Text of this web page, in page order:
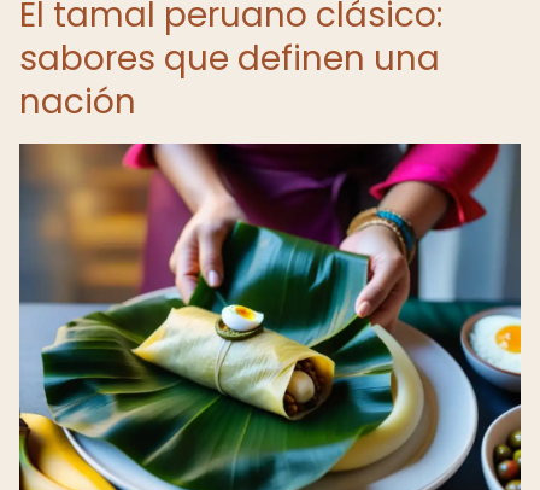
El tamal peruano clásico:
sabores que definen una
nación